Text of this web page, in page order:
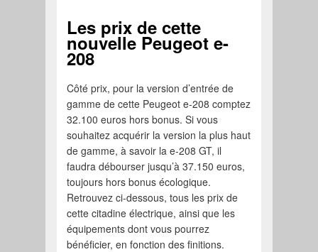
Les prix de cette
nouvelle Peugeot e-
208
Côté prix, pour la version d’entrée de
gamme de cette Peugeot e-208 comptez
32.100 euros hors bonus. Si vous
souhaitez acquérir la version la plus haut
de gamme, à savoir la e-208 GT, il
faudra débourser jusqu’à 37.150 euros,
toujours hors bonus écologique.
Retrouvez ci-dessous, tous les prix de
cette citadine électrique, ainsi que les
équipements dont vous pourrez
bénéficier, en fonction des finitions.